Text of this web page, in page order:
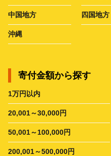
中国地方 四国地方
沖縄
寄付金額から探す
1万円以内
20,001～30,000円
50,001～100,000円
200,001～500,000円